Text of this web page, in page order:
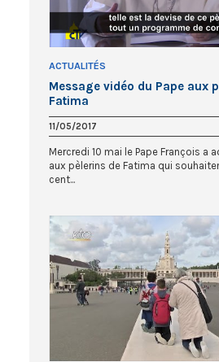
ACTUALITÉS
Message vidéo du Pape aux
Fatima
11/05/2017
Mercredi 10 mai le Pape François a
aux pèlerins de Fatima qui
cent...